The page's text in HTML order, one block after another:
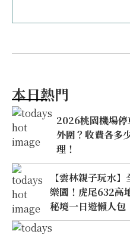
本日熱門
2026桃園機場
外圍？收費各多
理！
【雲林親子玩水
樂園！虎尾632高
秘境一日遊懶人包